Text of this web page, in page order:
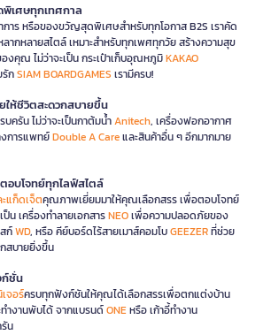
เศษทุกเทศกาล
าร หรือของขวัญสุดพิเศษสำหรับทุกโอกาส B2S เราคัด
ลากหลายสไตล์ เหมาะสำหรับทุกเพศทุกวัย สร้างความสุข
งคุณ ไม่ว่าจะเป็น กระเป๋าเก็บอุณหภูมิKAKAO
กSIAM BOARDGAMES เรามีครบ!
ให้ชีวิตสะดวกสบายขึ้น
บครัน ไม่ว่าจะเป็นกาต้มน้ำAnitech, เครื่องฟอกอากาศ
การแพทย์Double A Careและสินค้าอื่น ๆ อีกมากมาย
อบโจทย์ทุกไลฟ์สไตล์
แก็ดเจ็ตคุณภาพเยี่ยมมาให้คุณเลือกสรร เพื่อตอบโจทย์
น เครื่องทำลายเอกสารNEOเพื่อความปลอดภัยของ
ก์WD, หรือ คีย์บอร์ดไร้สายเมาส์คอมโบGEEZERที่ช่วย
สบายยิ่งขึ้น
ก์ชั่น
จอร์ครบทุกฟังก์ชันให้คุณได้เลือกสรรเพื่อตกแต่งบ้าน
ทำงานพับได้ จากแบรนด์ONEหรือ เก้าอี้ทำงาน
น